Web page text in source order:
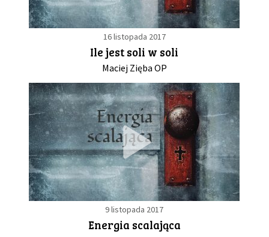
16 listopada 2017
Ile jest soli w soli
Maciej Zięba OP
9 listopada 2017
Energia scalająca